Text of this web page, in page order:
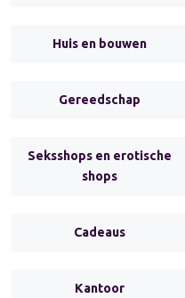
Huis en bouwen
Gereedschap
Seksshops en erotische
shops
Cadeaus
Kantoor